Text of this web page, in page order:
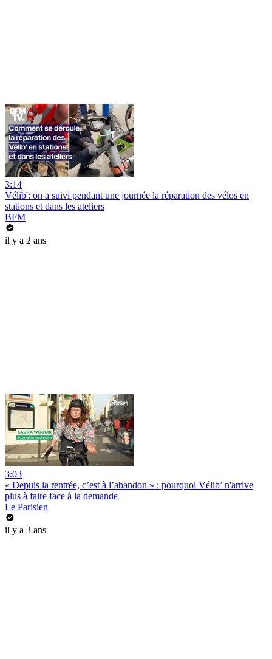
3:14
Vélib': on a suivi pendant une journée la réparation des vélos en
stations et dans les ateliers
BFM
il y a 2 ans
3:03
« Depuis la rentrée, c’est à l’abandon » : pourquoi Vélib’ n'arrive
plus à faire face à la demande
Le Parisien
il y a 3 ans